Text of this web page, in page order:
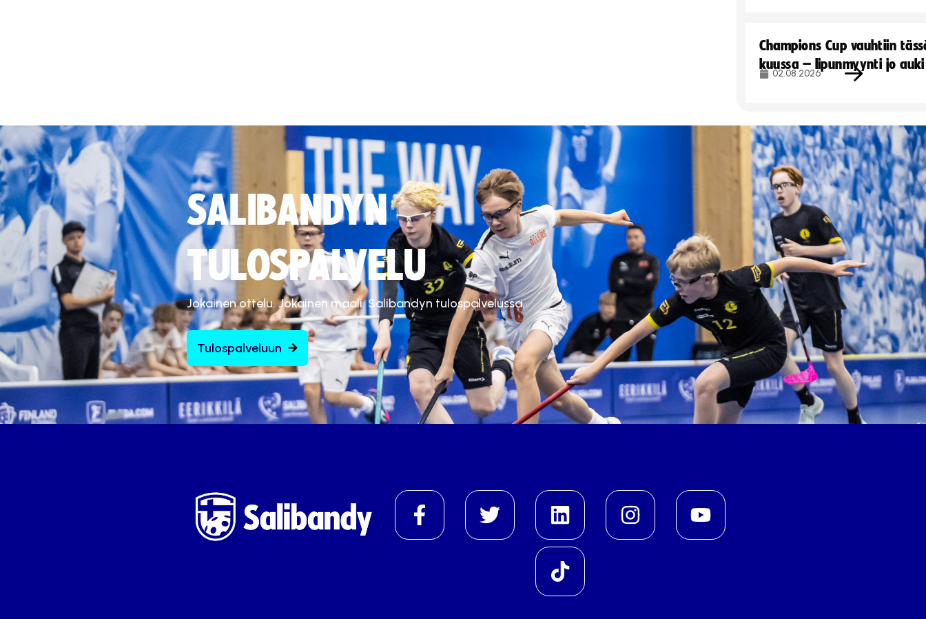
Champions Cup vauhtiin
kuussa – lipunmyynti jo auki
02.08.2026
SALIBANDYN
TULOSPALVELU
Jokainen ottelu. Jokainen maali. Salibandyn tulospalvelussa.
Tulospalveluun